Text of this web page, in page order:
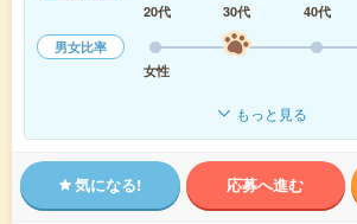
20代
30代 40代
男女比率
女性
もっと見る
気になる! 応募へ進む